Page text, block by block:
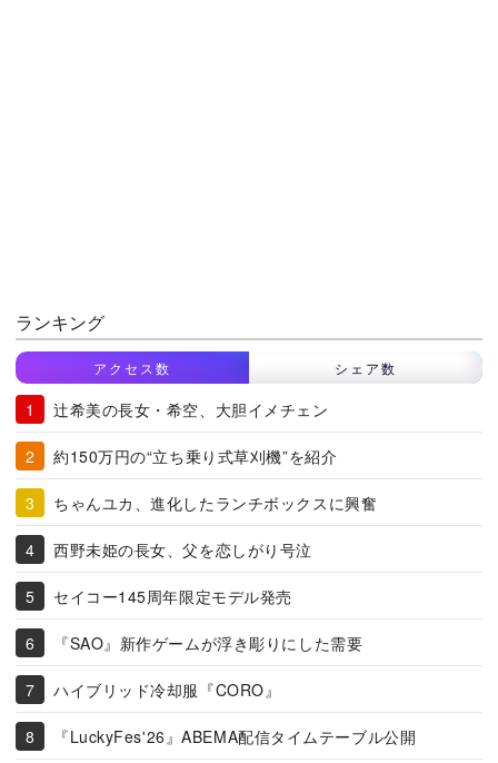
ランキング
アクセス数 シェア数
辻希美の長女・希空、大胆イメチェン
約150万円の“立ち乗り式草刈機”を紹介
ちゃんユカ、進化したランチボックスに興奮
西野未姫の長女、父を恋しがり号泣
セイコー145周年限定モデル発売
『SAO』新作ゲームが浮き彫りにした需要
ハイブリッド冷却服『CORO』
『LuckyFes'26』ABEMA配信タイムテーブル公開